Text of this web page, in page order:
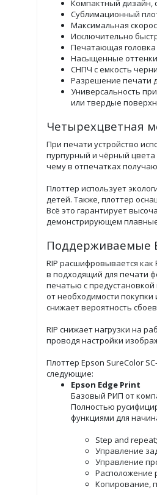
Компактный дизайн,
Сублимационный
Максимальная
Исключительно
Печатающая головка
Насыщенные
СНПЧ с емкость
Разрешение печати
Универсальность
или твердые
Четырехцветная
При печати устройство
пурпурный и чёрный цвета
чему в отпечатках
Плоттер использует
детей. Также, плоттер
Всё это гарантирует
демонстрирующем
Поддерживаемые
RIP расшифровывается как
в подходящий для печати
печатью с
от необходимости
снижает вероятность
RIP снижает нагрузки на
проводя настройки
Плоттер Epson SureColor
следующие:
Epson Edge Print
Базовый РИП от
Полностью
функциями для
Step and repeat;
Управление
Управление
Расположение
Копирование,